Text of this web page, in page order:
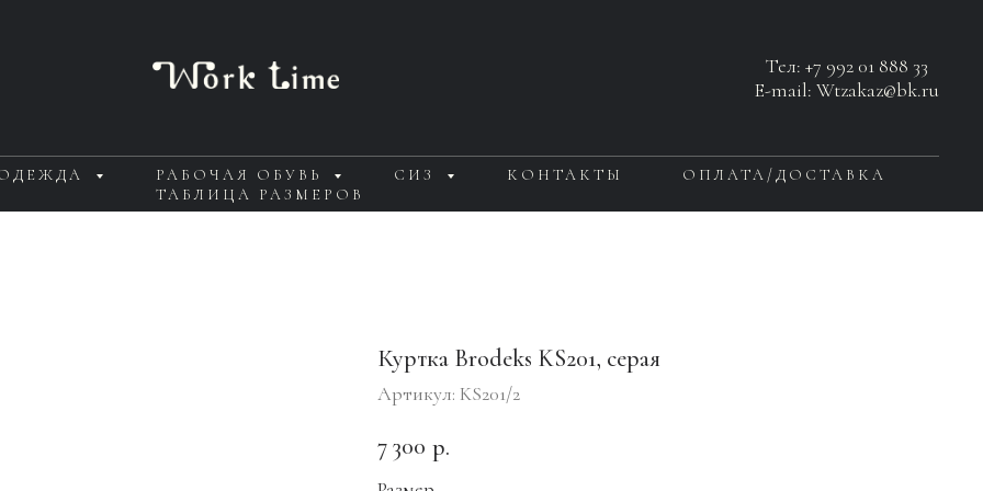
Тел: +7 992 01 888 33
E-mail: Wtzakaz@bk.ru
РАБОЧАЯ ОБУВЬ СИЗ КОНТАКТЫ
ОПЛАТА/ДОСТАВКА
ТАБЛИЦА РАЗМЕРОВ
Куртка Brodeks KS201, серая
Артикул: KS201/2
7 300 р.